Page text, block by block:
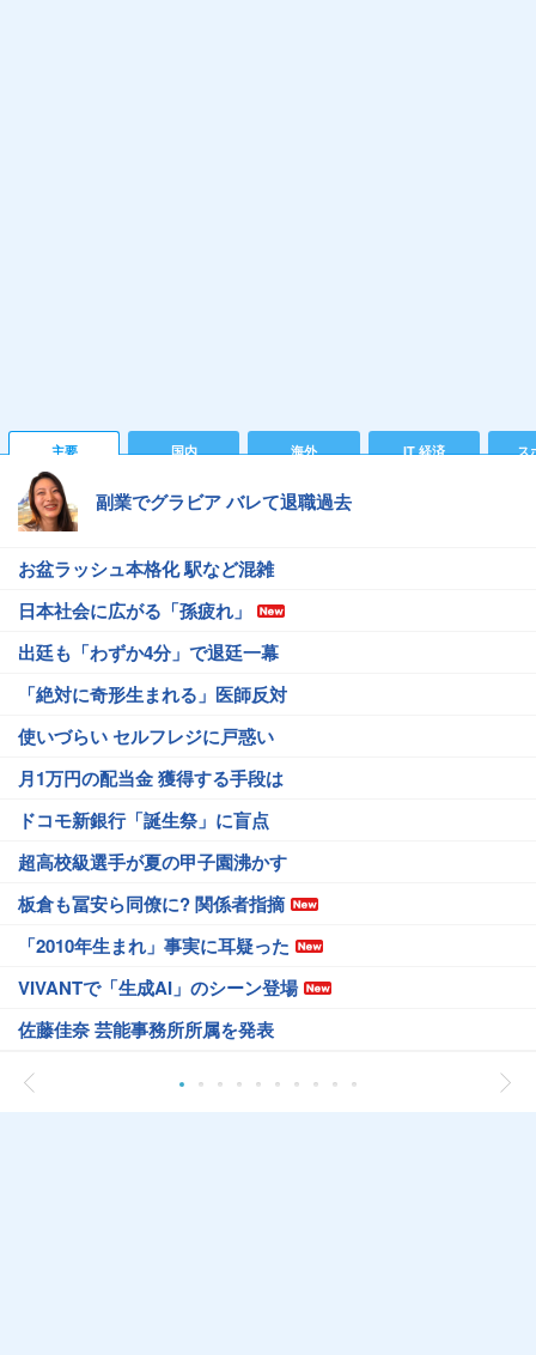
主要 国内 海外 IT 経済 ス
副業でグラビア バレて退職過去
お盆ラッシュ本格化 駅など混雑
日本社会に広がる「孫疲れ」
出廷も「わずか4分」で退廷一幕
「絶対に奇形生まれる」医師反対
使いづらい セルフレジに戸惑い
月1万円の配当金 獲得する手段は
ドコモ新銀行「誕生祭」に盲点
超高校級選手が夏の甲子園沸かす
板倉も冨安ら同僚に? 関係者指摘
「2010年生まれ」事実に耳疑った
VIVANTで「生成AI」のシーン登場
佐藤佳奈 芸能事務所所属を発表